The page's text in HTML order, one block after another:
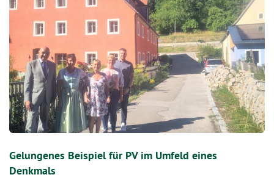
Gelungenes Beispiel für PV im Umfeld eines
Denkmals